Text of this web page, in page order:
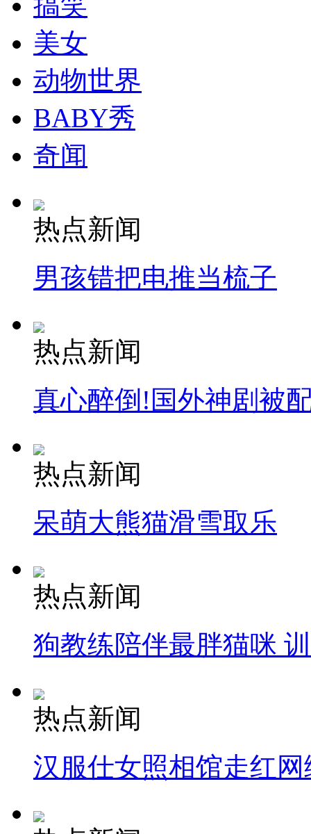
走！跟着总书记去植树
消防员救轻生者
美女
动物世界
BABY秀
奇闻
热点新闻
男孩错把电推当梳子
热点新闻
真心醉倒!国外神剧被
热点新闻
呆萌大熊猫滑雪取乐
热点新闻
狗教练陪伴最胖猫咪
热点新闻
汉服仕女照相馆走红网